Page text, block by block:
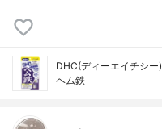
DHC(ディーエイチシー)
ヘム鉄